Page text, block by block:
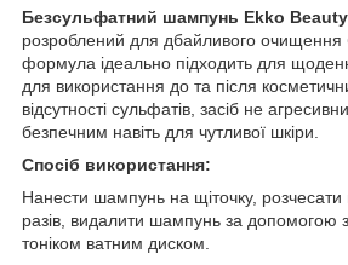
Безсульфатний шампунь Ekko Beauty
розроблений для дбайливого очищення
формула ідеально підходить для
для використання до та після
відсутності сульфатів, засіб не
безпечним навіть для чутливої шкіри.
Спосіб використання:
Нанести шампунь на щіточку, розчесати
разів, видалити шампунь за допомогою
тоніком ватним диском.